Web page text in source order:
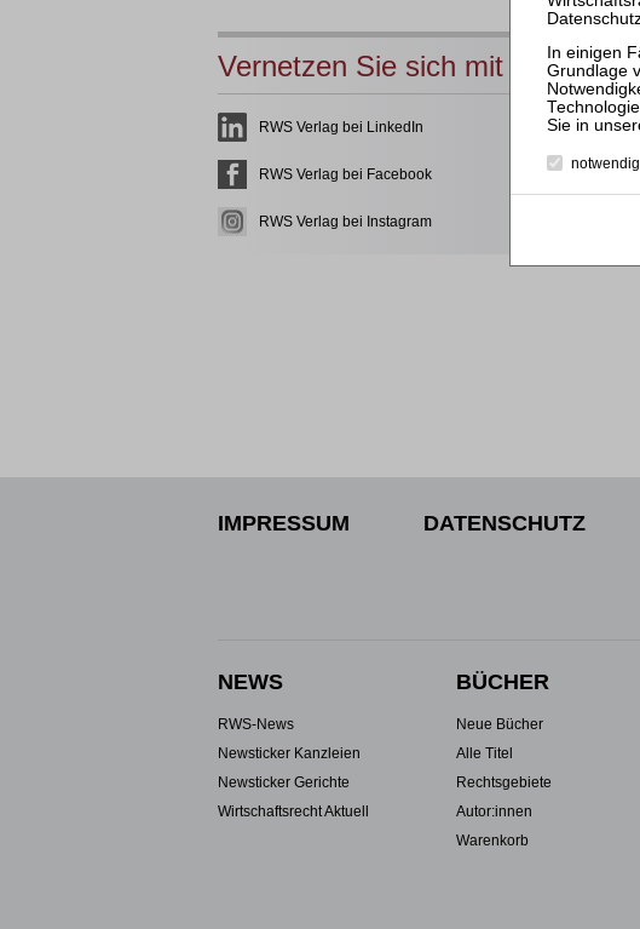
Vernetzen Sie sich mit uns
RWS Verlag bei LinkedIn
RWS Verlag bei Facebook
RWS Verlag bei Instagram
IMPRESSUM DATENSCHUTZ
NEWS
RWS-News
Newsticker Kanzleien
Newsticker Gerichte
Wirtschaftsrecht Aktuell
BÜCHER
Neue Bücher
Alle Titel
Rechtsgebiete
Autor:innen
Warenkorb
notwendig